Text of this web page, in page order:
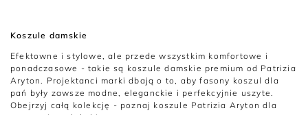
Koszule damskie
Efektowne i stylowe, ale przede wszystkim komfortowe i
ponadczasowe - takie są koszule damskie premium od Patrizia
Aryton. Projektanci marki dbają o to, aby fasony koszul dla
pań były zawsze modne, eleganckie i perfekcyjnie uszyte.
Obejrzyj całą kolekcję - poznaj koszule Patrizia Aryton dla